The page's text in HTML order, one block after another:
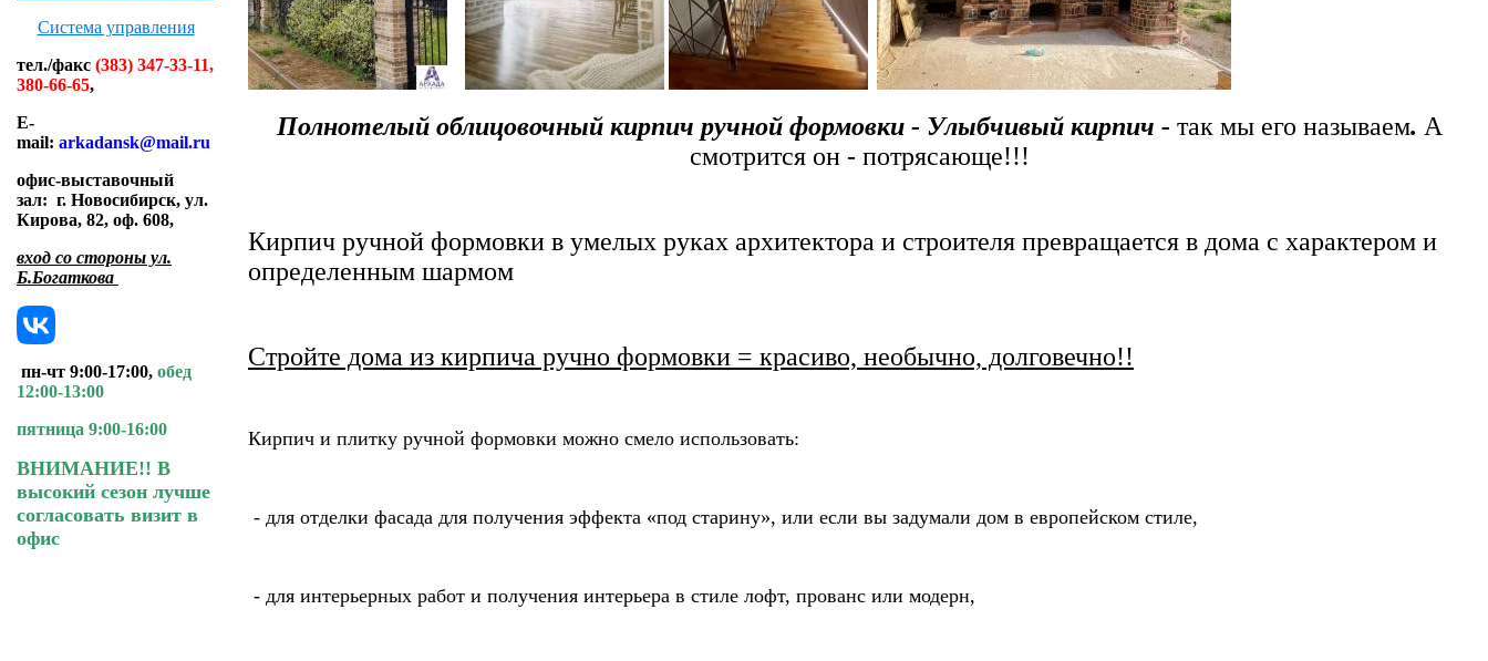
Система управления
тел./факс (383) 347-33-11,
380-66-65,
E-
mail: arkadansk@mail.ru
офис-выставочный
зал: г. Новосибирск, ул.
Кирова, 82, оф. 608,
вход со стороны ул.
Б.Богаткова
пн-чт 9:00-17:00, обед
12:00-13:00
пятница 9:00-16:00
ВНИМАНИЕ!! В
высокий сезон лучше
согласовать визит в
офис
Полнотелый облицовочный кирпич ручной формовки - Улыбчивый кирпич - так мы его называем. А
смотрится он - потрясающе!!!
Кирпич ручной формовки в умелых руках архитектора и строителя превращается в дома с характером и
определенным шармом
Стройте дома из кирпича ручно формовки = красиво, необычно, долговечно!!
Кирпич и плитку ручной формовки можно смело использовать:
- для отделки фасада для получения эффекта «под старину», или если вы задумали дом в европейском стиле,
- для интерьерных работ и получения интерьера в стиле лофт, прованс или модерн,